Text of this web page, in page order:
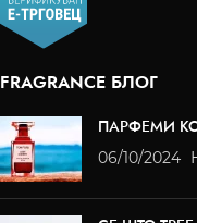
FRAGRANCE БЛОГ
ПАРФЕМИ
06/10/2024